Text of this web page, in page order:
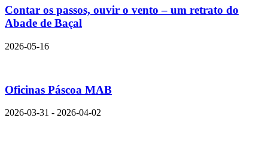
Contar os passos, ouvir o vento – um retrato do
Abade de Baçal
2026-05-16
Oficinas Páscoa MAB
2026-03-31 - 2026-04-02